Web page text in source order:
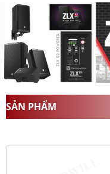
SẢN PHẨM